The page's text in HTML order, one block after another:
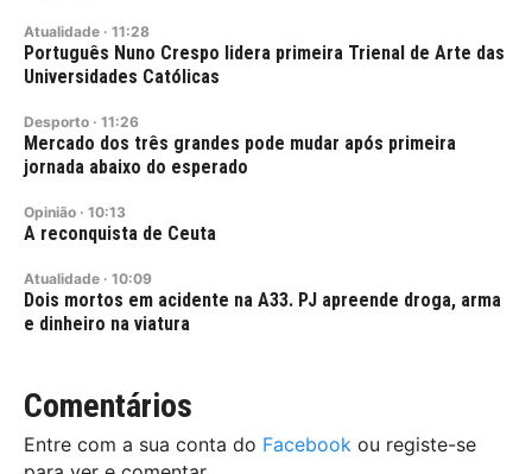
Atualidade · 11:28
Português Nuno Crespo lidera primeira Trienal de Arte das
Universidades Católicas
Desporto · 11:26
Mercado dos três grandes pode mudar após primeira
jornada abaixo do esperado
Opinião · 10:13
A reconquista de Ceuta
Atualidade · 10:09
Dois mortos em acidente na A33. PJ apreende droga, arma
e dinheiro na viatura
Comentários
Entre com a sua conta do Facebook ou registe-se